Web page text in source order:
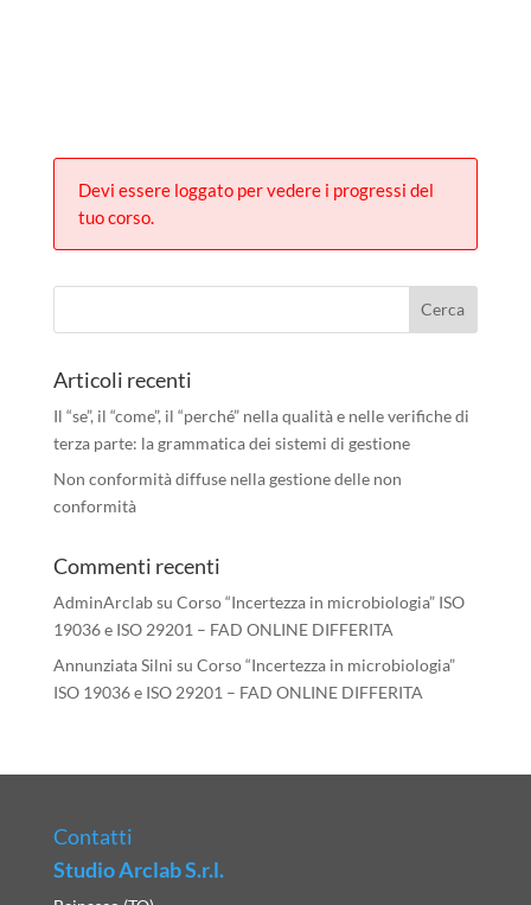
Devi essere loggato per vedere i progressi del
tuo corso.
Articoli recenti
Il “se”, il “come”, il “perché” nella qualità e nelle verifiche di
terza parte: la grammatica dei sistemi di gestione
Non conformità diffuse nella gestione delle non
conformità
Commenti recenti
AdminArclabsu Corso “Incertezza in microbiologia” ISO
19036 e ISO 29201 – FAD ONLINE DIFFERITA
Annunziata Silni su Corso “Incertezza in microbiologia”
ISO 19036 e ISO 29201 – FAD ONLINE DIFFERITA
Contatti
Studio Arclab S.r.l.